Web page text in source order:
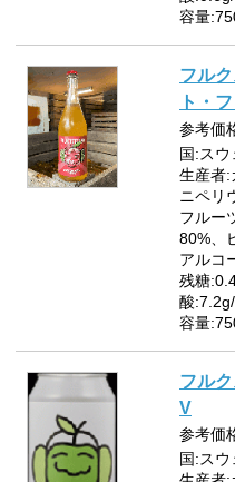
容量
フル
ト・
参考価
国:スウ
生産者:
ニペリ
フルー
80%、
アルコ
残糖
酸:7.2g/
容量
フル
V
参考価
国:スウ